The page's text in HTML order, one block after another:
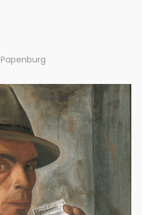
Papenburg